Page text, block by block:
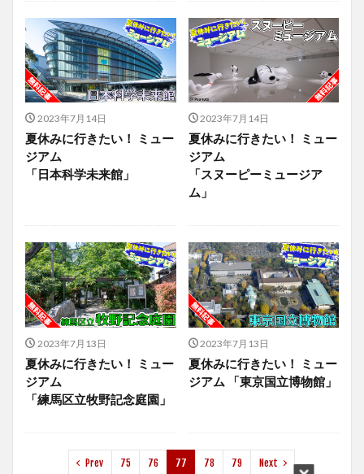
2023年7月14日
夏休みに行きたい！ ミュー
ジアム
「日本科学未来館」
2023年7月14日
夏休みに行きたい！ ミュー
ジアム
「スヌーピーミュージア
ム」
2023年7月13日
夏休みに行きたい！ ミュー
ジアム
「練馬区立牧野記念庭園」
2023年7月13日
夏休みに行きたい！ ミュー
ジアム 「東京国立博物館」
Prev 75 76 77 78 79 Next